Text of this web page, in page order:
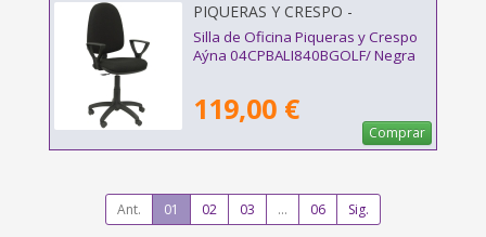
PIQUERAS Y CRESPO -
04CPBALI840BGOLF
Silla de Oficina Piqueras y Crespo
Aýna 04CPBALI840BGOLF/ Negra
119,00 €
Comprar
Ant. 01 02 03 ... 06 Sig.